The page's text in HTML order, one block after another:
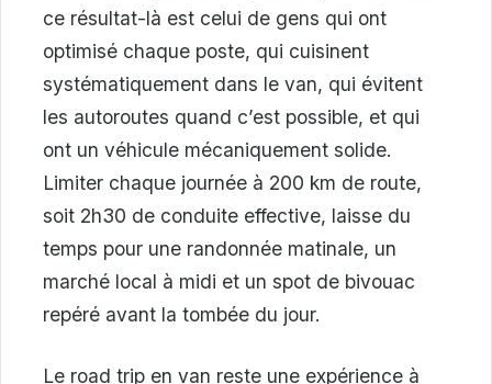
ce résultat-là est celui de gens qui ont
optimisé chaque poste, qui cuisinent
systématiquement dans le van, qui évitent
les autoroutes quand c’est possible, et qui
ont un véhicule mécaniquement solide.
Limiter chaque journée à 200 km de route,
soit 2h30 de conduite effective, laisse du
temps pour une randonnée matinale, un
marché local à midi et un spot de bivouac
repéré avant la tombée du jour.
Le road trip en van reste une expérience à